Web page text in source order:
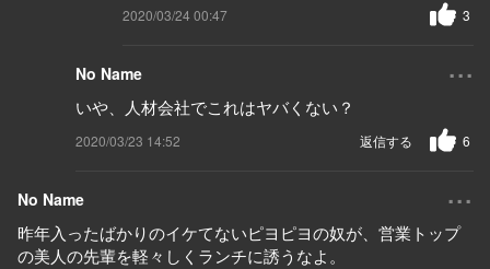
2020/03/24 00:47 3
No Name ...
いや、人材会社でこれはヤバくない？
2020/03/23 14:52 6
返信する
No Name ...
昨年入ったばかりのイケてないピヨピヨの奴が、営業トップ
の美人の先輩を軽々しくランチに誘うなよ。